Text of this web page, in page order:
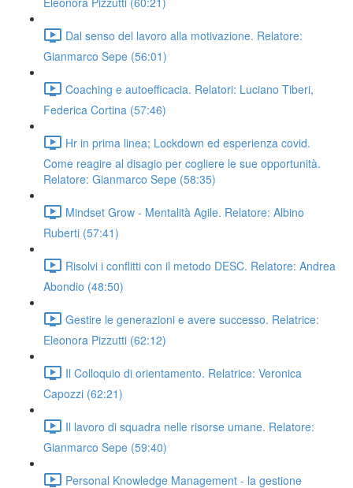
Dal senso del lavoro alla motivazione. Relatore:
Gianmarco Sepe (56:01)
Coaching e autoefficacia. Relatori: Luciano Tiberi,
Federica Cortina (57:46)
Hr in prima linea; Lockdown ed esperienza covid.
Come reagire al disagio per cogliere le sue opportunità.
Relatore: Gianmarco Sepe (58:35)
Mindset Grow - Mentalità Agile. Relatore: Albino
Ruberti (57:41)
Risolvi i conflitti con il metodo DESC. Relatore: Andrea
Abondio (48:50)
Gestire le generazioni e avere successo. Relatrice:
Eleonora Pizzutti (62:12)
Il Colloquio di orientamento. Relatrice: Veronica
Capozzi (62:21)
Il lavoro di squadra nelle risorse umane. Relatore:
Gianmarco Sepe (59:40)
Personal Knowledge Management - la gestione